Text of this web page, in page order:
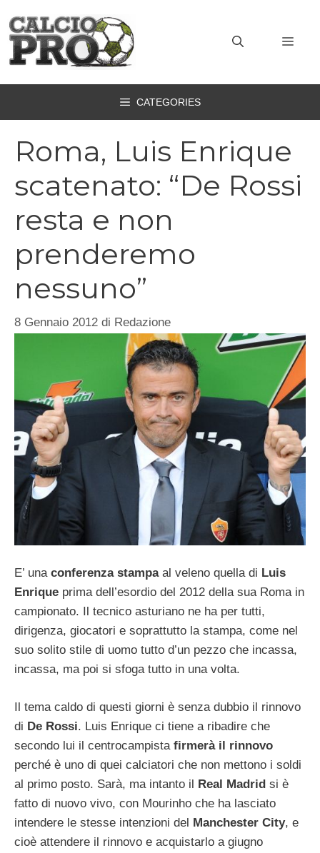
contenuto
CATEGORIES
Roma, Luis Enrique
scatenato: “De Rossi
resta e non
prenderemo
nessuno”
8 Gennaio 2012 di Redazione
E’ una conferenza stampaal veleno quella di Luis
Enrique prima dell’esordio del 2012 della sua Roma in
campionato. Il tecnico asturiano ne ha per tutti,
dirigenza, giocatori e soprattutto la stampa, come nel
suo solito stile di uomo tutto d’un pezzo che incassa,
incassa, ma poi si sfoga tutto in una volta.
Il tema caldo di questi giorni è senza dubbio il rinnovo
di De Rossi. Luis Enrique ci tiene a ribadire che
secondo lui il centrocampista firmerà il rinnovo
perché è uno di quei calciatori che non mettono i soldi
al primo posto. Sarà, ma intanto il Real Madrid si è
fatto di nuovo vivo, con Mourinho che ha lasciato
intendere le stesse intenzioni del Manchester City, e
cioè attendere il rinnovo e acquistarlo a giugno